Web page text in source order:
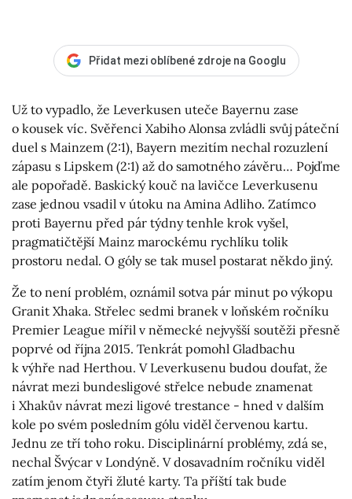
Přidat mezi oblíbené zdroje na Googlu
Už to vypadlo, že Leverkusen uteče Bayernu zase
o kousek víc. Svěřenci Xabiho Alonsa zvládli svůj páteční
duel s Mainzem (2:1), Bayern mezitím nechal rozuzlení
zápasu s Lipskem (2:1) až do samotného závěru… Pojďme
ale popořadě. Baskický kouč na lavičce Leverkusenu
zase jednou vsadil v útoku na Amina Adliho. Zatímco
proti Bayernu před pár týdny tenhle krok vyšel,
pragmatičtější Mainz marockému rychlíku tolik
prostoru nedal. O góly se tak musel postarat někdo jiný.
Že to není problém, oznámil sotva pár minut po výkopu
Granit Xhaka. Střelec sedmi branek v loňském ročníku
Premier League mířil v německé nejvyšší soutěži přesně
poprvé od října 2015. Tenkrát pomohl Gladbachu
k výhře nad Herthou. V Leverkusenu budou doufat, že
návrat mezi bundesligové střelce nebude znamenat
i Xhakův návrat mezi ligové trestance - hned v dalším
kole po svém posledním gólu viděl červenou kartu.
Jednu ze tří toho roku. Disciplinární problémy, zdá se,
nechal Švýcar v Londýně. V dosavadním ročníku viděl
zatím jenom čtyři žluté karty. Ta příští tak bude